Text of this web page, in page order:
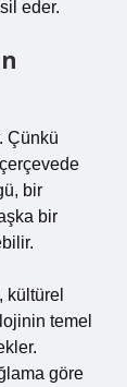
eder.
Çünkü
bir
bir
kültürel
temel
göre